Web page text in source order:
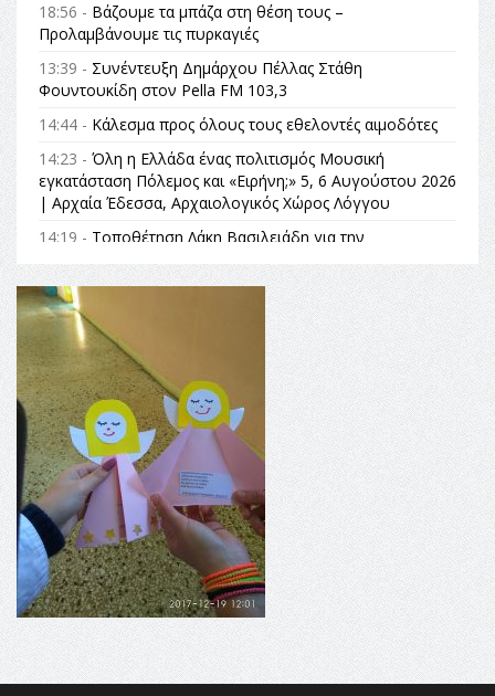
18:56 - Βάζουμε τα μπάζα στη θέση τους –
Προλαμβάνουμε τις πυρκαγιές
13:39 - Συνέντευξη Δημάρχου Πέλλας Στάθη
Φουντουκίδη στον Pella FM 103,3
14:44 - Κάλεσμα προς όλους τους εθελοντές αιμοδότες
14:23 - Όλη η Ελλάδα ένας πολιτισμός Μουσική
εγκατάσταση Πόλεμος και «Ειρήνη;» 5, 6 Αυγούστου 2026
| Αρχαία Έδεσσα, Αρχαιολογικός Χώρος Λόγγου
14:19 - Τοποθέτηση Λάκη Βασιλειάδη για την
Αναθεώρηση του Συντάγματος: «Σε τέτοιες κορυφαίες
θεσμικές διαδικασίες υπάρχει μόνο η ευθύνη απέναντι
στις επόμενες γενιές»
16:35 - Το πρόγραμμα του ΠΑΟΚ στον δεύτερο γύρο του
Champions League!
16:27 -Όλυμπος: Εντάχθηκε στον Κατάλογο Παγκόσμιας
Κληρονομιάς της UNESCO – Ομόφωνη η απόφαση Ο
Όλυμπος αναγνωρίστηκε ως φυσικό και πολιτιστικό
αγαθό εξέχουσας οικουμενικής αξίας για την
ανθρωπότητα
16:18 -
ΕΝΟΡΙΑΚΕΣ ΚΑΛΟΚΑΙΡΙΝΕΣ ΔΡΑΣΕΙΣ ΓΙΑ ΠΑΙΔΙΑ
ΣΤΗΝ ΕΔΕΣΣΑ